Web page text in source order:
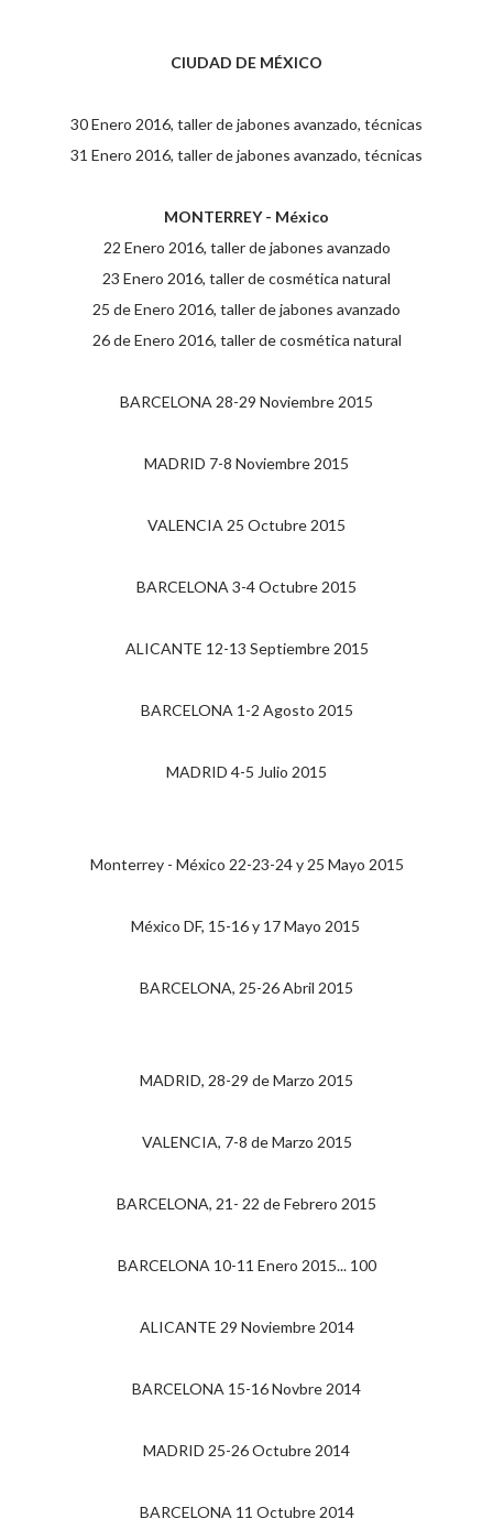
CIUDAD DE MÉXICO
30 Enero 2016, taller de jabones avanzado, técnicas
31 Enero 2016, taller de jabones avanzado, técnicas
MONTERREY - México
22 Enero 2016, taller de jabones avanzado
23 Enero 2016, taller de cosmética natural
25 de Enero 2016, taller de jabones avanzado
26 de Enero 2016, taller de cosmética natural
BARCELONA 28-29 Noviembre 2015
MADRID 7-8 Noviembre 2015
VALENCIA 25 Octubre 2015
BARCELONA 3-4 Octubre 2015
ALICANTE 12-13 Septiembre 2015
BARCELONA 1-2 Agosto 2015
MADRID 4-5 Julio 2015
Monterrey - México 22-23-24 y 25 Mayo 2015
México DF, 15-16 y 17 Mayo 2015
BARCELONA, 25-26 Abril 2015
MADRID, 28-29 de Marzo 2015
VALENCIA, 7-8 de Marzo 2015
BARCELONA, 21- 22 de Febrero 2015
BARCELONA 10-11 Enero 2015... 100
ALICANTE 29 Noviembre 2014
BARCELONA 15-16 Novbre 2014
MADRID 25-26 Octubre 2014
BARCELONA 11 Octubre 2014